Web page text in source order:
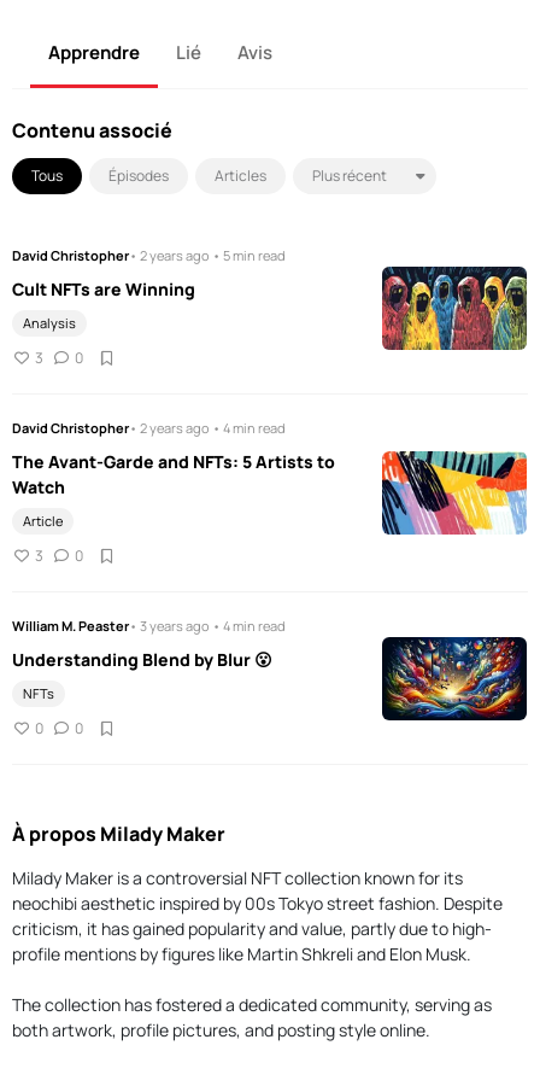
Apprendre Lié Avis
Contenu associé
Tous Épisodes Articles
David Christopher• 2 years ago • 5 min read
Cult NFTs are Winning
Analysis
3 0
David Christopher• 2 years ago • 4 min read
The Avant-Garde and NFTs: 5 Artists to
Watch
Article
3 0
William M. Peaster• 3 years ago • 4 min read
Understanding Blend by Blur 😮
NFTs
0 0
À propos Milady Maker
Milady Maker is a controversial NFT collection known for its
neochibi aesthetic inspired by 00s Tokyo street fashion. Despite
criticism, it has gained popularity and value, partly due to high-
profile mentions by figures like Martin Shkreli and Elon Musk.
The collection has fostered a dedicated community, serving as
both artwork, profile pictures, and posting style online.